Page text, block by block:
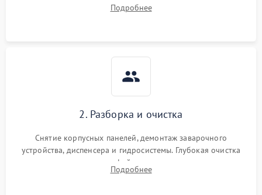
Измерение температуры и давления воды для выявления
Подробнее
2. Разборка и очистка
Снятие корпусных панелей, демонтаж заварочного
устройства, диспенсера и гидросистемы. Глубокая очистка
внутренних узлов от кофейных масел, жмыха и накипи.
Промывка дренажных каналов и фильтров с использованием
Подробнее